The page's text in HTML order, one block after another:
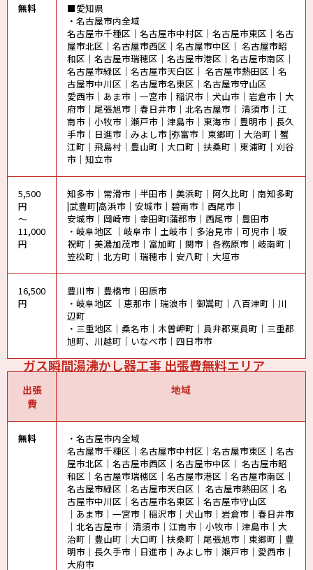
無料
■愛知県
・名古屋市内全域
名古屋市千種区｜名古屋市中村区｜名古屋市東区｜名古
屋市北区｜名古屋市西区｜名古屋市中区｜ 名古屋市昭
和区｜名古屋市瑞穂区｜名古屋市港区｜名古屋市南区｜
名古屋市緑区｜名古屋市天白区｜ 名古屋市熱田区｜名
古屋市中川区｜名古屋市名東区｜名古屋市守山区
愛西市｜あま市｜一宮市｜稲沢市｜犬山市｜岩倉市｜大
府市｜尾張旭市｜春日井市｜北名古屋市｜ 清須市｜江
南市｜小牧市｜瀬戸市｜津島市｜東海市｜豊明市｜長久
手市｜日進市｜みよし市 |弥富市｜東郷町｜大治町｜蟹
江町｜飛島村｜豊山町｜大口町｜扶桑町｜東浦町｜刈谷
市｜知立市
5,500
円
～
11,000
円
知多市｜常滑市｜半田市｜美浜町｜阿久比町｜南知多町
|武豊町|高浜市｜安城市｜碧南市｜西尾市｜
安城市｜岡崎市｜幸田町I蒲郡市｜西尾市｜豊田市
・岐阜地区 ｜岐阜市｜土岐市｜多治見市｜可児市｜坂
祝町｜美濃加茂市｜富加町｜関市｜各務原市｜岐南町｜
笠松町｜北方町｜瑞穂市｜安八町｜大垣市
16,500
円
豊川市｜豊橋市｜田原市
・岐阜地区 ｜恵那市｜瑞浪市｜御嵩町｜八百津町｜川
辺町
・三重地区｜桑名市｜木曽岬町｜員弁郡東員町｜三重郡
旭町、川越町｜いなべ市｜四日市市
ガス瞬間湯沸かし器工事 出張費無料エリア
出張
費
地域
無料
・名古屋市内全域
名古屋市千種区｜名古屋市中村区｜名古屋市東区｜名古
屋市北区｜名古屋市西区｜名古屋市中区｜ 名古屋市昭
和区｜名古屋市瑞穂区｜名古屋市港区｜名古屋市南区｜
名古屋市緑区｜名古屋市天白区｜ 名古屋市熱田区｜名
古屋市中川区｜名古屋市名東区｜名古屋市守山区
｜あま市｜一宮市｜稲沢市｜犬山市｜岩倉市｜春日井市
｜北名古屋市｜ 清須市｜江南市｜小牧市｜津島市｜大
治町｜豊山町｜大口町｜扶桑町｜尾張旭市｜東郷町｜豊
明市｜長久手市｜日進市｜みよし市｜瀬戸市｜愛西市｜
大府市